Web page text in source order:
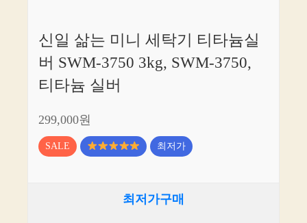
신일 삶는 미니 세탁기 티타늄실
버 SWM-3750 3kg, SWM-3750,
티타늄 실버
299,000원
SALE 최저가
최저가구매